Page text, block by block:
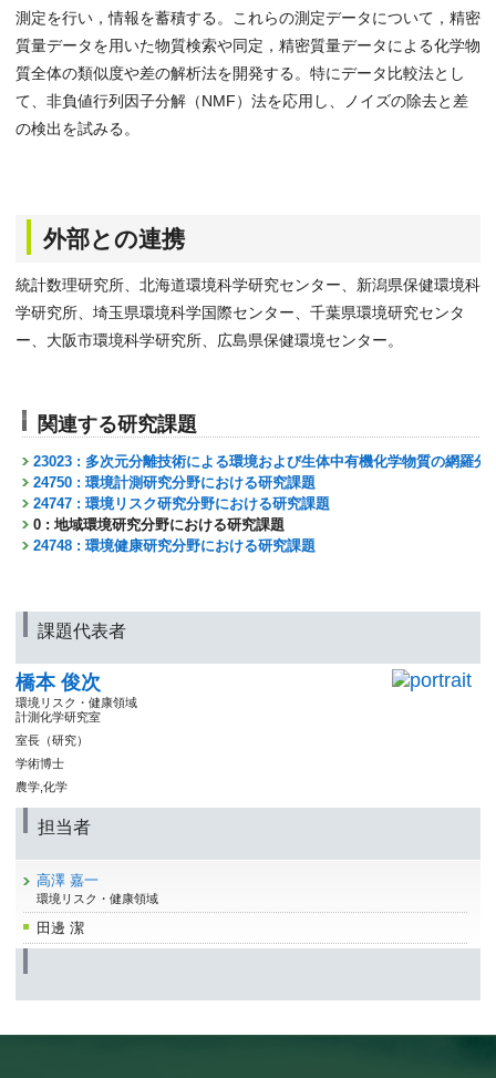
測定を行い，情報を蓄積する。これらの測定データについて，精密
質量データを用いた物質検索や同定，精密質量データによる化学物
質全体の類似度や差の解析法を開発する。特にデータ比較法とし
て、非負値行列因子分解（NMF）法を応用し、ノイズの除去と差
の検出を試みる。
外部との連携
統計数理研究所、北海道環境科学研究センター、新潟県保健環境科
学研究所、埼玉県環境科学国際センター、千葉県環境研究センタ
ー、大阪市環境科学研究所、広島県保健環境センター。
関連する研究課題
23023 : 多次元分離技術による環境および生体中有機化学物質の網羅分
24750 : 環境計測研究分野における研究課題
24747 : 環境リスク研究分野における研究課題
0 : 地域環境研究分野における研究課題
24748 : 環境健康研究分野における研究課題
課題代表者
橋本 俊次
環境リスク・健康領域
計測化学研究室
室長（研究）
学術博士
農学,化学
担当者
高澤 嘉一
環境リスク・健康領域
田邊 潔